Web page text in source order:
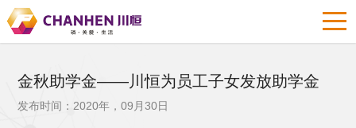
金秋助学金——川恒为员工子女发放助学金
发布时间：2020年，09月30日